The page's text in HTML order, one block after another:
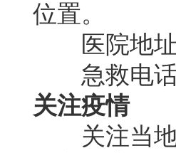
位置。
医院地址
急救电话
关注疫情
关注当地